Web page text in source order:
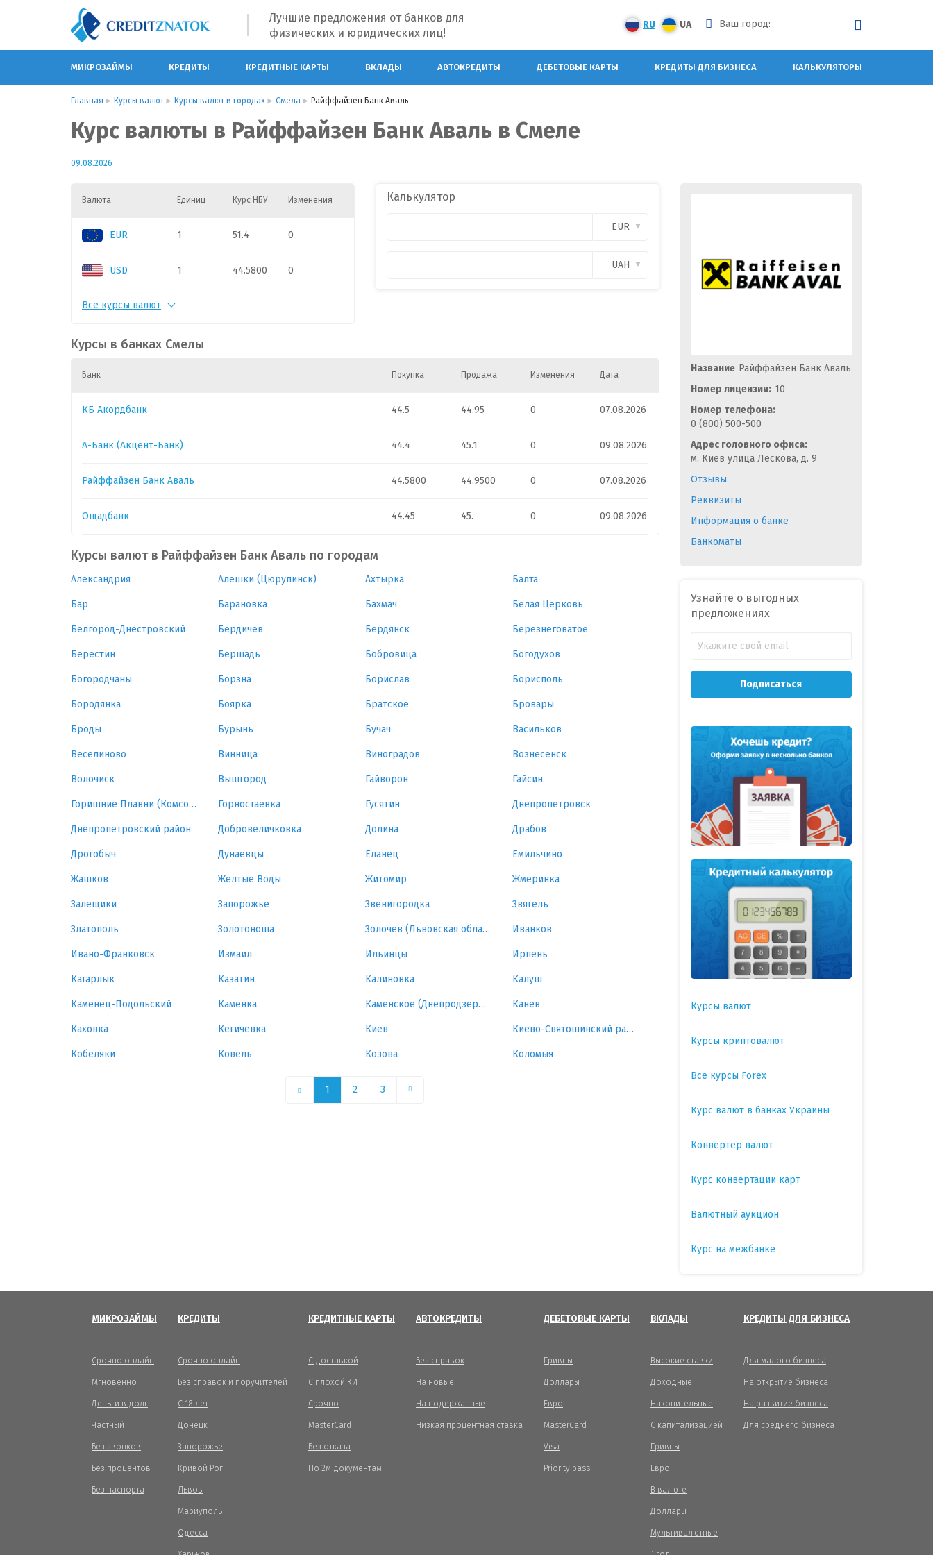
Лучшие предложения от банков для
физических и юридических лиц!
RU UA Ваш город:
МИКРОЗАЙМЫ КРЕДИТЫ КРЕДИТНЫЕ КАРТЫ ВКЛАДЫ АВТОКРЕДИТЫ ДЕБЕТОВЫЕ КАРТЫ КРЕДИТЫ ДЛЯ БИЗНЕСА КАЛЬКУЛЯТОРЫ
Главная Курсы валют Курсы валют в городах Смела Райффайзен Банк Аваль
Курс валюты в Райффайзен Банк Аваль в Смеле
09.08.2026
Валюта Единиц Курс НБУ Изменения
EUR 1 51.4 0
USD 1 44.5800 0
PLN
CAD 1
CZK
GBP 1
HUF 1
Все курсы валют
Калькулятор
EUR
UAH
Курсы в банках Смелы
Банк Покупка Продажа Изменения Дата
КБ Акордбанк 44.5 44.95 0 07.08.2026
А-Банк (Акцент-Банк) 44.4 45.1 0 09.08.2026
Райффайзен Банк Аваль 44.5800 44.9500 0 07.08.2026
Ощадбанк 44.45 45. 0 09.08.2026
Курсы валют в Райффайзен Банк Аваль по городам
Александрия Алёшки (Цюрупинск) Ахтырка Балта
Бар Барановка Бахмач Белая Церковь
Белгород-Днестровский Бердичев Бердянск Березнеговатое
Берестин Бершадь Бобровица Богодухов
Богородчаны Борзна Борислав Борисполь
Бородянка Боярка Братское Бровары
Броды Бурынь Бучач Васильков
Веселиново Винница Виноградов Вознесенск
Волочиск Вышгород Гайворон Гайсин
Горишние Плавни (Комсомольск) Горностаевка Гусятин Днепропетровск
Днепропетровский район Добровеличковка Долина Драбов
Дрогобыч Дунаевцы Еланец Емильчино
Жашков Жёлтые Воды Житомир Жмеринка
Залещики Запорожье Звенигородка Звягель
Златополь Золотоноша Золочев (Львовская область) Иванков
Ивано-Франковск Измаил Ильинцы Ирпень
Кагарлык Казатин Калиновка Калуш
Каменец-Подольский Каменка Каменское (Днепродзержинск) Канев
Каховка Кегичевка Киев Киево-Святошинский район
Кобеляки Ковель Козова Коломыя
1 2 3
Название Райффайзен Банк Аваль
Номер лицензии: 10
Номер телефона:
0 (800) 500-500
Адрес головного офиса:
м. Киев улица Лескова, д. 9
Отзывы
Реквизиты
Информация о банке
Банкоматы
Узнайте о выгодных
предложениях
Подписаться
Курсы валют
Курсы криптовалют
Все курсы Forex
Курс валют в банках Украины
Конвертер валют
Курс конвертации карт
Валютный аукцион
Курс на межбанке
МИКРОЗАЙМЫ
Срочно онлайн
Мгновенно
Деньги в долг
Частный
Без звонков
Без процентов
Без паспорта
КРЕДИТЫ
Срочно онлайн
Без справок и поручителей
С 18 лет
Донецк
Запорожье
Кривой Рог
Львов
Мариуполь
Одесса
КРЕДИТНЫЕ КАРТЫ
С доставкой
С плохой КИ
Срочно
MasterCard
Без отказа
По 2м документам
АВТОКРЕДИТЫ
Без справок
На новые
На подержанные
Низкая процентная ставка
ДЕБЕТОВЫЕ КАРТЫ
Гривны
Доллары
Евро
MasterCard
Visa
Priority pass
ВКЛАДЫ
Высокие ставки
Доходные
Накопительные
С капитализацией
Гривны
Евро
В валюте
Доллары
Мультивалютные
КРЕДИТЫ ДЛЯ БИЗНЕСА
Для малого бизнеса
На открытие бизнеса
На развитие бизнеса
Для среднего бизнеса